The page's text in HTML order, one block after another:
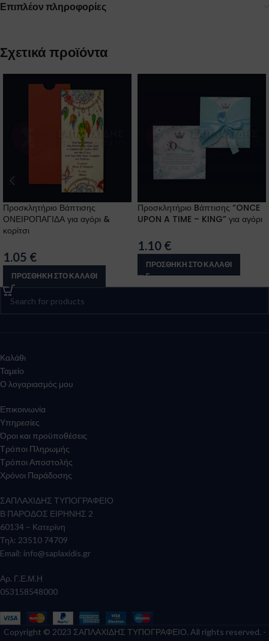
Επιπλέον πληροφορίες
Σχετικά προϊόντα
Προσκλητήριο Βάπτισης
ΟΝΕΙΡΟΠΑΓΙΔΑ για αγόρι &
κορίτσι
1.05 €
ΠΡΟΣΘΉΚΗ ΣΤΟ ΚΑΛΆΘΙ
Προσκλητήριο Bάπτισης “ONCE
UPON A TIME – KING” για αγόρι
1.10 €
ΠΡΟΣΘΉΚΗ ΣΤΟ ΚΑΛΆΘΙ
Καλάθι
Ταμείο
Ο λογαριασμός μου
Επικοινωνία
Υπηρεσίες
Όροι και προϋποθέσεις
Τρόποι Πληρωμής
Τρόποι Αποστολής
Χρόνοι Παράδοσης
ΣΑΠΛΑΧΙΔΗΣ ΤΥΠΟΓΡΑΦΕΙΟ
Β ΠΑΡΟΔΟΣ ΕΙΡΗΝΗΣ 2
60134 – Κατερίνη
Τηλ: 23510 74709
Email: info@saplaxidis.gr
Αρ. Γ.Ε.Μ.Η
053158548000
Copyright © 2023 ΣΑΠΛΑΧΙΔΗΣ ΤΥΠΟΓΡΑΦΕΙΟ. All rights reserved. -